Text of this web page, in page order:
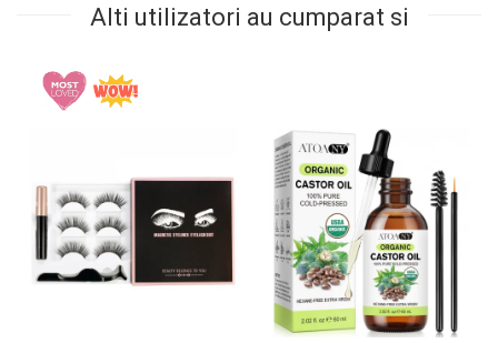
Alti utilizatori au cumparat si